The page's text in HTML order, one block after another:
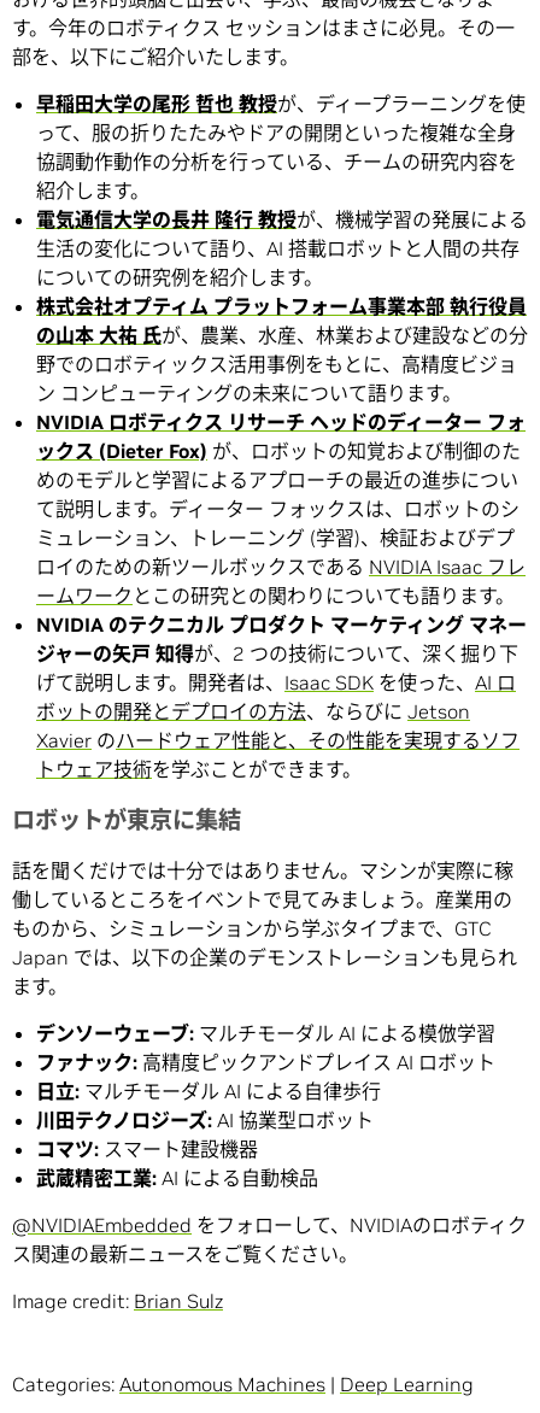
す。今年のロボティクス セッションはまさに必見。その一
部を、以下にご紹介いたします。
早稲田大学の尾形 哲也 教授が、ディープラーニングを使
って、服の折りたたみやドアの開閉といった複雑な全身
協調動作動作の分析を行っている、チームの研究内容を
紹介します。
電気通信大学の長井 隆行 教授が、機械学習の発展による
生活の変化について語り、AI 搭載ロボットと人間の共存
についての研究例を紹介します。
株式会社オプティム プラットフォーム事業本部 執行役員
の山本 大祐 氏が、農業、水産、林業および建設などの分
野でのロボティックス活用事例をもとに、高精度ビジョ
ン コンピューティングの未来について語ります。
NVIDIA ロボティクス リサーチ ヘッドのディーター フォ
ックス (Dieter Fox) が、ロボットの知覚および制御のた
めのモデルと学習によるアプローチの最近の進歩につい
て説明します。ディーター フォックスは、ロボットのシ
ミュレーション、トレーニング (学習)、検証およびデプ
ロイのための新ツールボックスである NVIDIA Isaac フレ
ームワーク とこの研究との関わりについても語ります。
NVIDIA のテクニカル プロダクト マーケティング マネー
ジャーの矢戸 知得が、2 つの技術について、深く掘り下
げて説明します。開発者は、 Isaac SDK を使った、 AI ロ
ボットの開発とデプロイの方法、ならびに Jetson
Xavier のハードウェア性能と、その性能を実現するソフ
トウェア技術を学ぶことができます。
ロボットが東京に集結
話を聞くだけでは十分ではありません。マシンが実際に稼
働しているところをイベントで見てみましょう。産業用の
ものから、シミュレーションから学ぶタイプまで、GTC
Japan では、以下の企業のデモンストレーションも見られ
ます。
デンソーウェーブ: マルチモーダル AI による模倣学習
ファナック: 高精度ピックアンドプレイス AI ロボット
日立: マルチモーダル AI による自律歩行
川田テクノロジーズ: AI 協業型ロボット
コマツ: スマート建設機器
武蔵精密工業: AI による自動検品
@NVIDIAEmbedded をフォローして、NVIDIAのロボティク
ス関連の最新ニュースをご覧ください。
Image credit: Brian Sulz
Categories: Autonomous Machines | Deep Learning